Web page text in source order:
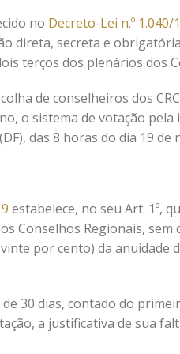
no Decreto-Lei n.º 1.040/
direta, secreta e
terços dos plenários dos
de conselheiros dos
o sistema de votação
(DF), das 8 horas do dia 19
estabelece, no seu Art. 1º,
Conselhos Regionais,
por cento) da anuidade
30 dias, contado do
a justificativa de sua